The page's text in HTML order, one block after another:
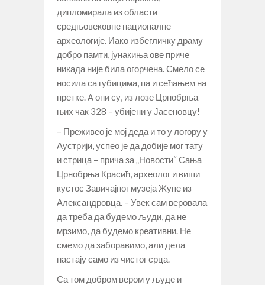
дипломирала из области
средњовековне националне
археологије. Иако избегличку драму
добро памти, јунакиња ове приче
никада није била огорчена. Смело се
носила са губицима, па и сећањем на
претке. А они су, из лозе Црнобрња
њих чак 328 – убијени у Јасеновцу!
– Преживео је мој деда и то у логору у
Аустрији, успео је да добије мог тату
и стрица – прича за „Новости“ Сања
Црнобрња Красић, археолог и виши
кустос Завичајног музеја Жупе из
Александровца. – Увек сам веровала
да треба да будемо људи, да не
мрзимо, да будемо креативни. Не
смемо да заборавимо, али дела
настају само из чистог срца.
Са том добром вером у људе и